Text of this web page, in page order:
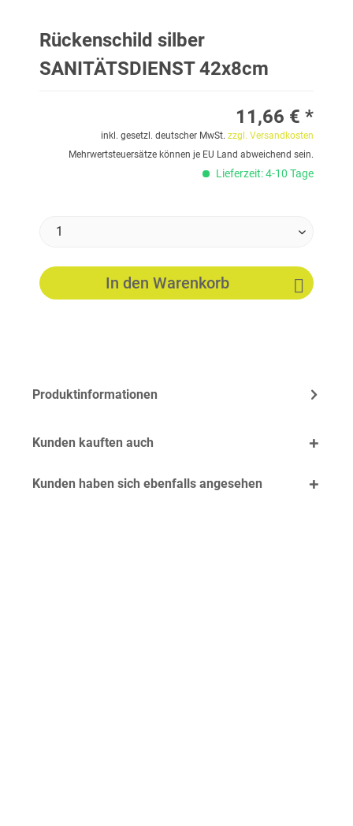
Rückenschild silber
SANITÄTSDIENST 42x8cm
11,66 € *
inkl. gesetzl. deutscher MwSt. zzgl. Versandkosten
Mehrwertsteuersätze können je EU Land abweichend sein.
Lieferzeit: 4-10 Tage
In den Warenkorb
Produktinformationen
Kunden kauften auch
Kunden haben sich ebenfalls angesehen